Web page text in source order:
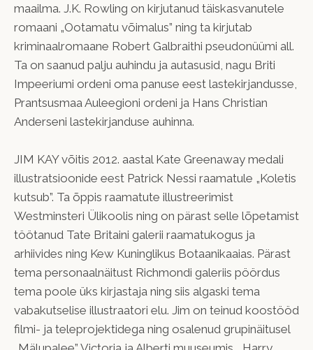
maailma. J.K. Rowling on kirjutanud täiskasvanutele
romaani „Ootamatu võimalus” ning ta kirjutab
kriminaalromaane Robert Galbraithi pseudonüümi all.
Ta on saanud palju auhindu ja autasusid, nagu Briti
Impeeriumi ordeni oma panuse eest lastekirjandusse,
Prantsusmaa Auleegioni ordeni ja Hans Christian
Anderseni lastekirjanduse auhinna.
JIM KAY võitis 2012. aastal Kate Greenaway medali
illustratsioonide eest Patrick Nessi raamatule „Koletis
kutsub”. Ta õppis raamatute illustreerimist
Westminsteri Ülikoolis ning on pärast selle lõpetamist
töötanud Tate Britaini galerii raamatukogus ja
arhiivides ning Kew Kuninglikus Botaanikaaias. Pärast
tema personaalnäitust Richmondi galeriis pöördus
tema poole üks kirjastaja ning siis algaski tema
vabakutselise illustraatori elu. Jim on teinud koostööd
filmi- ja teleprojektidega ning osalenud grupinäitusel